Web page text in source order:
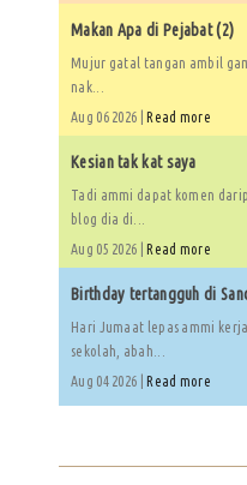
Makan Apa di Pejabat (2)
Mujur gatal tangan ambil
nak...
Aug 06 2026 | Read more
Kesian tak kat saya
Tadi ammi dapat komen
blog dia di...
Aug 05 2026 | Read more
Birthday tertangguh di
Hari Jumaat lepas ammi
sekolah, abah...
Aug 04 2026 | Read more